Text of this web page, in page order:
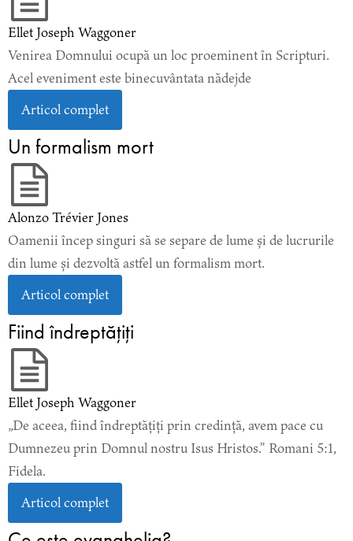
Ellet Joseph Waggoner
Venirea Domnului ocupă un loc proeminent în Scripturi.
Acel eveniment este binecuvântata nădejde
Articol complet
Un formalism mort
Alonzo Trévier Jones
Oamenii încep singuri să se separe de lume și de lucrurile
din lume și dezvoltă astfel un formalism mort.
Articol complet
Fiind îndreptăţiţi
Ellet Joseph Waggoner
„De aceea, fiind îndreptățiți prin credință, avem pace cu
Dumnezeu prin Domnul nostru Isus Hristos.” Romani 5:1,
Fidela.
Articol complet